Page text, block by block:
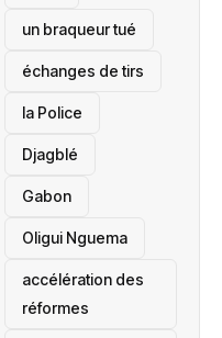
un braqueur tué
échanges de tirs
la Police
Djagblé
Gabon
Oligui Nguema
accélération des
réformes